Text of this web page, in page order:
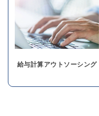
給与計算アウトソーシング